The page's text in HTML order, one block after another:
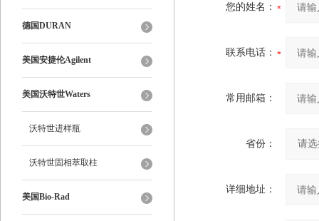
德国DURAN
美国安捷伦Agilent
美国沃特世Waters
沃特世进样瓶
沃特世固相萃取柱
美国Bio-Rad
您的姓名：
联系电话：
常用邮箱：
省份：
详细地址：